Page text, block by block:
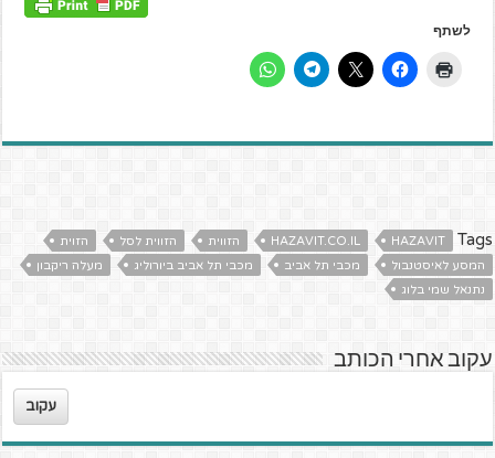
לשתף
Tags
HAZAVIT
HAZAVIT.CO.IL הזווית הזווית לסל
הזוית
המסע לאיסטנבול
מכבי תל אביב מכבי תל אביב ביורוליג
מעלה ריקבון
נתנאל שמי בלוג
עקוב אחרי הכותב
עקוב